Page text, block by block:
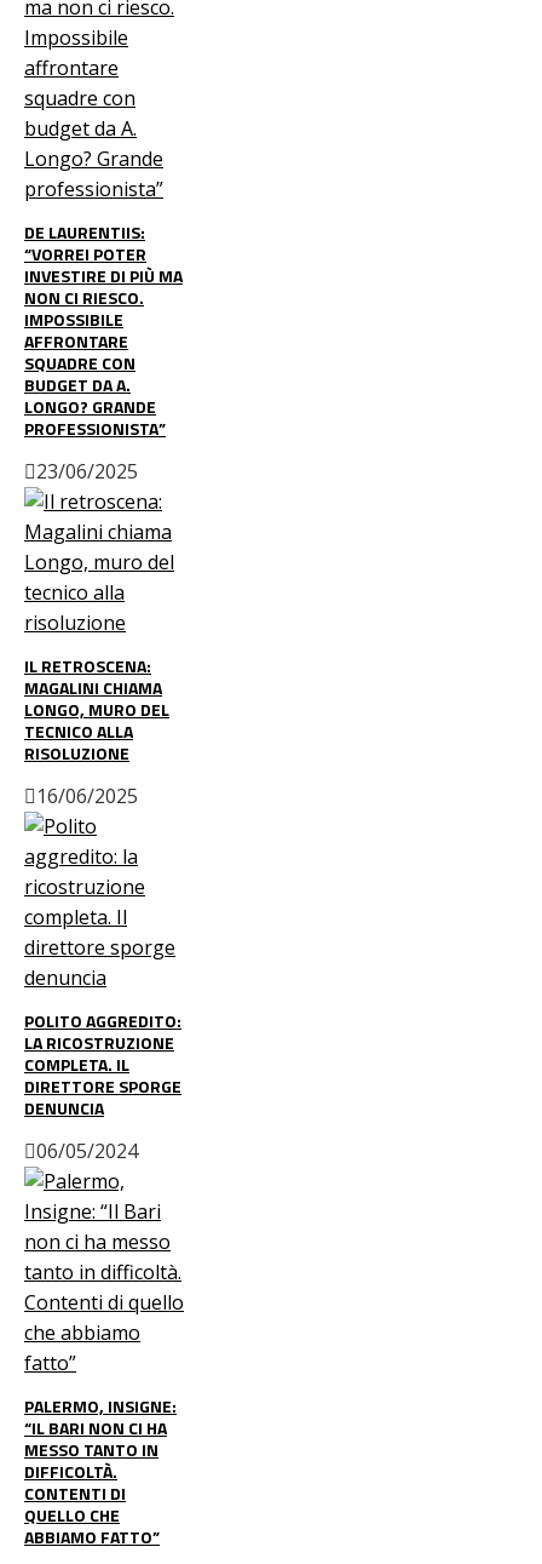
DE LAURENTIIS:
“VORREI POTER
INVESTIRE DI PIÙ MA
NON CI RIESCO.
IMPOSSIBILE
AFFRONTARE
SQUADRE CON
BUDGET DA A.
LONGO? GRANDE
PROFESSIONISTA”
23/06/2025
IL RETROSCENA:
MAGALINI CHIAMA
LONGO, MURO DEL
TECNICO ALLA
RISOLUZIONE
16/06/2025
POLITO AGGREDITO:
LA RICOSTRUZIONE
COMPLETA. IL
DIRETTORE SPORGE
DENUNCIA
06/05/2024
PALERMO, INSIGNE:
“IL BARI NON CI HA
MESSO TANTO IN
DIFFICOLTÀ.
CONTENTI DI
QUELLO CHE
ABBIAMO FATTO”